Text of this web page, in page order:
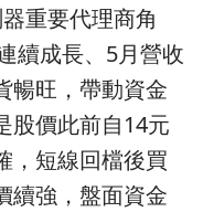
重要代理商角
續成長、5月營收
暢旺，帶動資金
股價此前自14元
，短線回檔後買
續強，盤面資金